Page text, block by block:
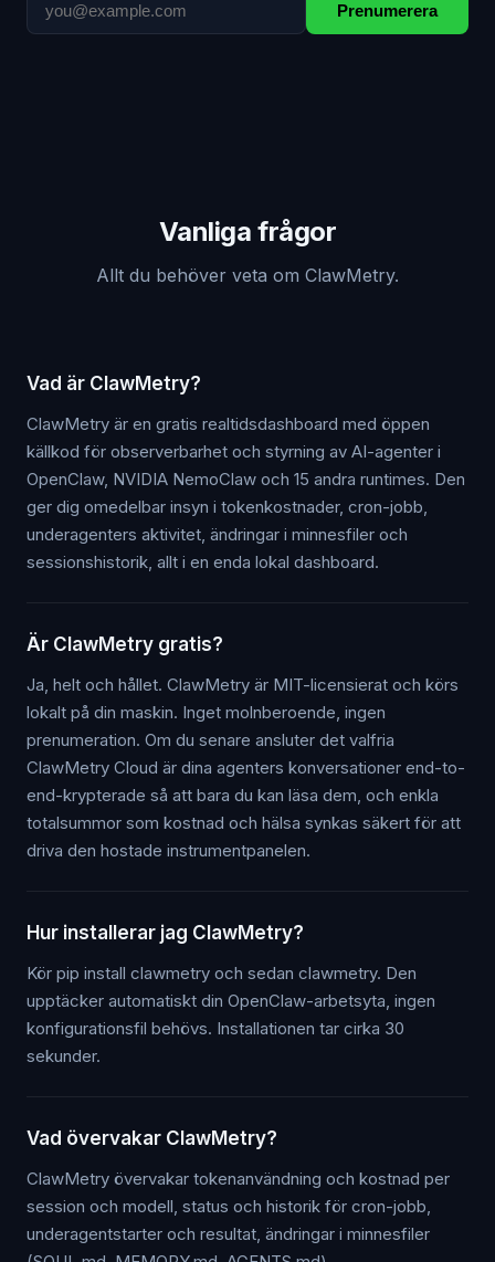
Prenumerera
Vanliga frågor
Allt du behöver veta om ClawMetry.
Vad är ClawMetry?
ClawMetry är en gratis realtidsdashboard med öppen
källkod för observerbarhet och styrning av AI-agenter i
OpenClaw, NVIDIA NemoClaw och 15 andra runtimes. Den
ger dig omedelbar insyn i tokenkostnader, cron-jobb,
underagenters aktivitet, ändringar i minnesfiler och
sessionshistorik, allt i en enda lokal dashboard.
Är ClawMetry gratis?
Ja, helt och hållet. ClawMetry är MIT-licensierat och körs
lokalt på din maskin. Inget molnberoende, ingen
prenumeration. Om du senare ansluter det valfria
ClawMetry Cloud är dina agenters konversationer end-to-
end-krypterade så att bara du kan läsa dem, och enkla
totalsummor som kostnad och hälsa synkas säkert för att
driva den hostade instrumentpanelen.
Hur installerar jag ClawMetry?
Kör pip install clawmetry och sedan clawmetry. Den
upptäcker automatiskt din OpenClaw-arbetsyta, ingen
konfigurationsfil behövs. Installationen tar cirka 30
sekunder.
Vad övervakar ClawMetry?
ClawMetry övervakar tokenanvändning och kostnad per
session och modell, status och historik för cron-jobb,
underagentstarter och resultat, ändringar i minnesfiler